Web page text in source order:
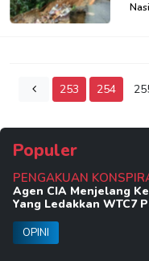
253 254
Populer
PENGAKUAN
Agen CIA Menjelang
Yang Ledakkan WTC7
OPINI